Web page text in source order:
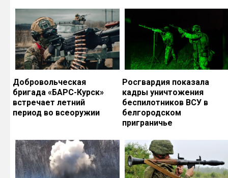
Добровольческая
бригада «БАРС-Курск»
встречает летний
период во всеоружии
Росгвардия показала
кадры уничтожения
беспилотников ВСУ в
белгородском
приграничье